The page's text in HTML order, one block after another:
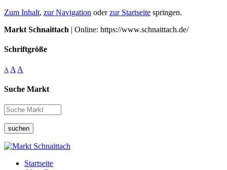
Zum Inhalt, zur Navigation oderzur Startseite springen.
Markt Schnaittach | Online: https://www.schnaittach.de/
Schriftgröße
A A A
Suche Markt
suchen
Startseite